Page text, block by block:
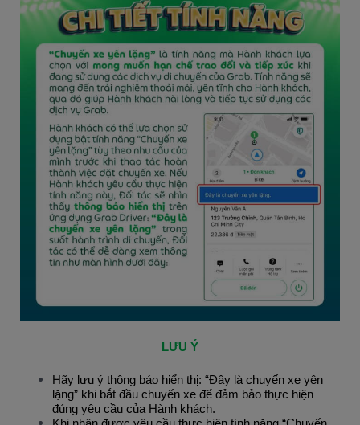
LƯU Ý
Hãy lưu ý thông báo hiển thị: “Đây là chuyến xe yên
lặng” khi bắt đầu chuyến xe để đảm bảo thực hiện
đúng yêu cầu của Hành khách.